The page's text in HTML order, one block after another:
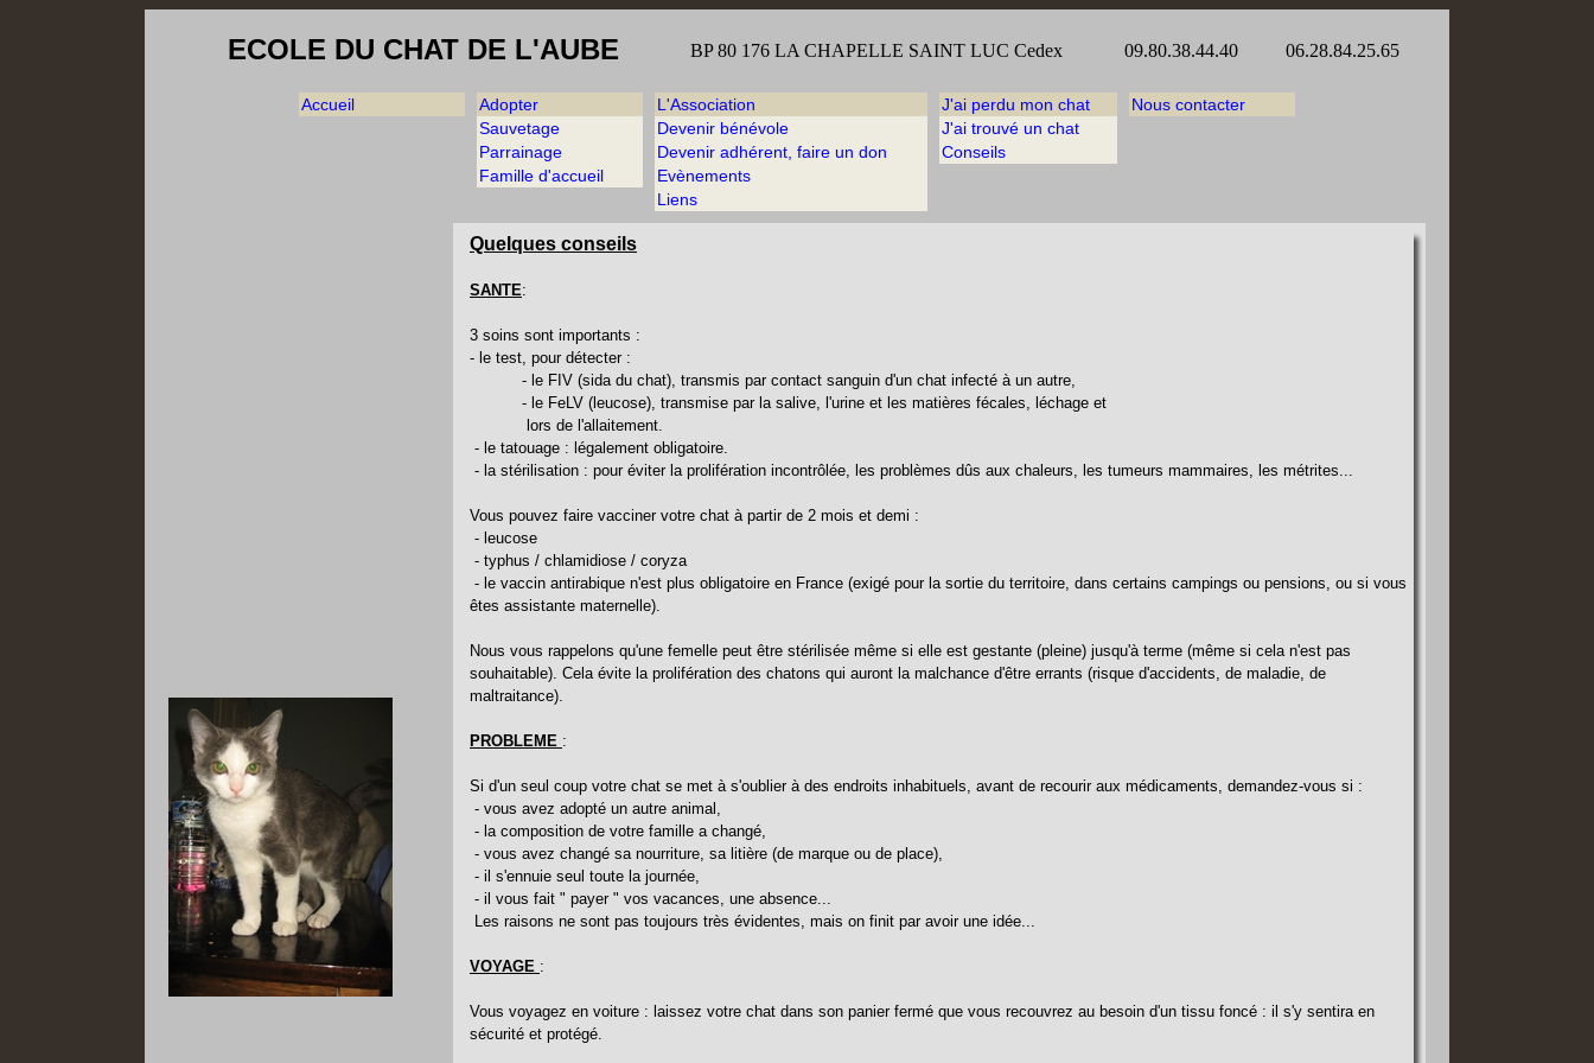
ECOLE DU CHAT DE L'AUBE BP 80 176 LA CHAPELLE SAINT LUC Cedex 09.80.38.44.40 06.28.84.25.65
Accueil
Adopter
Sauvetage
Parrainage
Famille d'accueil
L'Association
Devenir bénévole
Devenir adhérent, faire un don
Evènements
Liens
J'ai perdu mon chat
J'ai trouvé un chat
Conseils
Nous contacter
Quelques conseils
SANTE:
3 soins sont importants :
- le test, pour détecter :
- le FIV (sida du chat), transmis par contact sanguin d'un chat infecté à un autre,
- le FeLV (leucose), transmise par la salive, l'urine et les matières fécales, léchage et
lors de l'allaitement.
- le tatouage : légalement obligatoire.
- la stérilisation : pour éviter la prolifération incontrôlée, les problèmes dûs aux chaleurs, les tumeurs mammaires, les métrites...
Vous pouvez faire vacciner votre chat à partir de 2 mois et demi :
- leucose
- typhus / chlamidiose / coryza
- le vaccin antirabique n'est plus obligatoire en France (exigé pour la sortie du territoire, dans certains campings ou pensions, ou si vous
êtes assistante maternelle).
Nous vous rappelons qu'une femelle peut être stérilisée même si elle est gestante (pleine) jusqu'à terme (même si cela n'est pas
souhaitable). Cela évite la prolifération des chatons qui auront la malchance d'être errants (risque d'accidents, de maladie, de
maltraitance).
PROBLEME :
Si d'un seul coup votre chat se met à s'oublier à des endroits inhabituels, avant de recourir aux médicaments, demandez-vous si :
- vous avez adopté un autre animal,
- la composition de votre famille a changé,
- vous avez changé sa nourriture, sa litière (de marque ou de place),
- il s'ennuie seul toute la journée,
- il vous fait " payer " vos vacances, une absence...
Les raisons ne sont pas toujours très évidentes, mais on finit par avoir une idée...
VOYAGE :
Vous voyagez en voiture : laissez votre chat dans son panier fermé que vous recouvrez au besoin d'un tissu foncé : il s'y sentira en
sécurité et protégé.